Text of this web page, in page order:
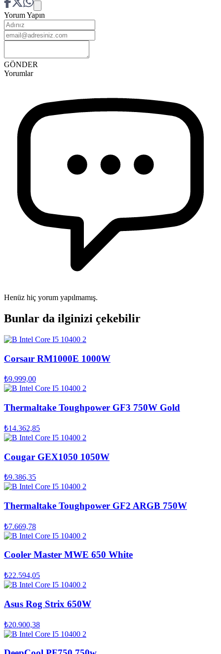
Yorum Yapın
GÖNDER
Yorumlar
Henüz hiç yorum yapılmamış.
Bunlar da ilginizi çekebilir
Corsaır RM1000E 1000W
₺9.999,00
Thermaltake Toughpower GF3 750W Gold
₺14.362,85
Cougar GEX1050 1050W
₺9.386,35
Thermaltake Toughpower GF2 ARGB 750W
₺7.669,78
Cooler Master MWE 650 White
₺22.594,05
Asus Rog Strix 650W
₺20.900,38